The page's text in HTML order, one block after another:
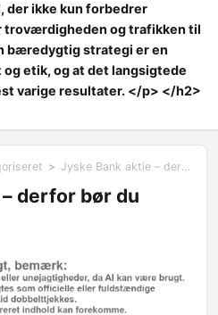
der ikke kun forbedrer
troværdigheden og trafikken til
bæredygtig strategi er en
etik, og at det langsigtede
varige resultater. </p> </h2>
Jyske Bank aktie – derfor bør du investere
derfor bør du